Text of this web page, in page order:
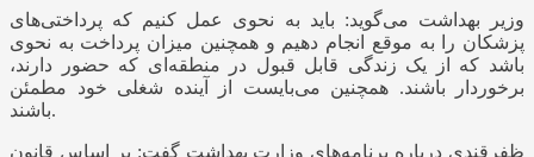
وزیر بهداشت می‌گوید: باید به نحوی عمل کنیم که پرداختی‌های
پزشکان را به موقع انجام دهیم و همچنین میزان پرداخت به نحوی
باشد که از یک زندگی قابل قبول در منطقه‌ای که حضور دارند،
برخوردار باشند. همچنین می‌بایست از آینده شغلی خود مطمئن
باشند.
ظفرقندی درباره برنامه‌های وزارت بهداشت گفت: بر اساس قانون